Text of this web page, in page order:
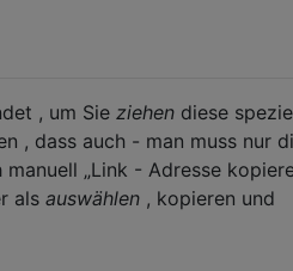
, um Sie ziehen diese
, dass auch - man muss nur
„Link - Adresse
als auswählen , kopieren und